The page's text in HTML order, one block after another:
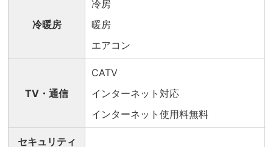
冷暖房
冷房
暖房
エアコン
TV・通信
CATV
インターネット対応
インターネット使用料無料
セキュリティ